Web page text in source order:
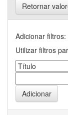
Retornar
Adicionar filtros:
Utilizar filtros